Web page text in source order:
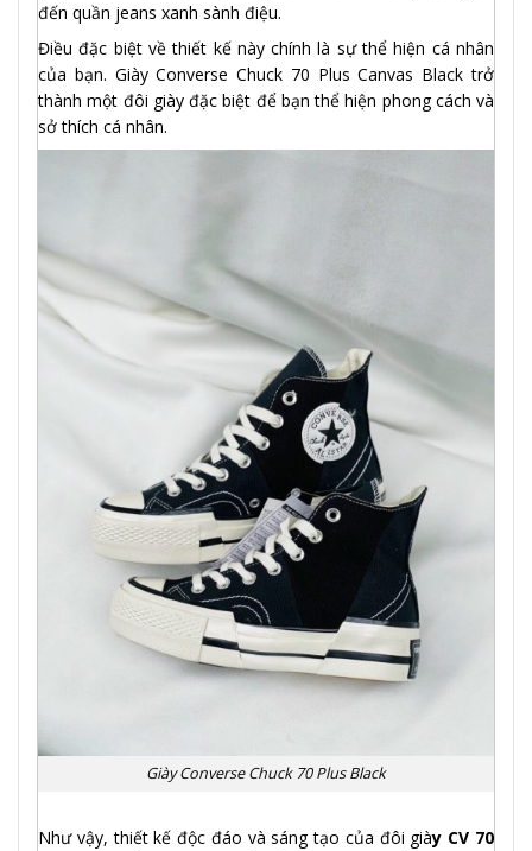
đến quần jeans xanh sành điệu.
Điều đặc biệt về thiết kế này chính là sự thể hiện cá nhân
của bạn. Giày Converse Chuck 70 Plus Canvas Black trở
thành một đôi giày đặc biệt để bạn thể hiện phong cách và
sở thích cá nhân.
Giày Converse Chuck 70 Plus Black
Như vậy, thiết kế độc đáo và sáng tạo của đôi giày CV 70